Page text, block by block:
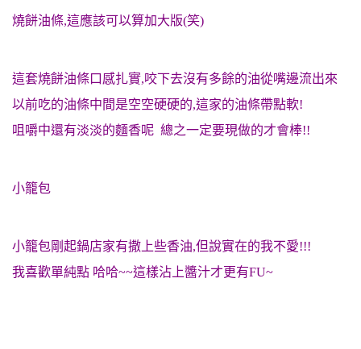
燒餅油條,這應該可以算加大版(笑)
這套燒餅油條口感扎實,咬下去沒有多餘的油從嘴邊流出來
以前吃的油條中間是空空硬硬的,這家的油條帶點軟!
咀嚼中還有淡淡的麵香呢 總之一定要現做的才會棒!!
小籠包
小籠包剛起鍋店家有撒上些香油,但說實在的我不愛!!!
我喜歡單純點 哈哈~~這樣沾上醬汁才更有FU~